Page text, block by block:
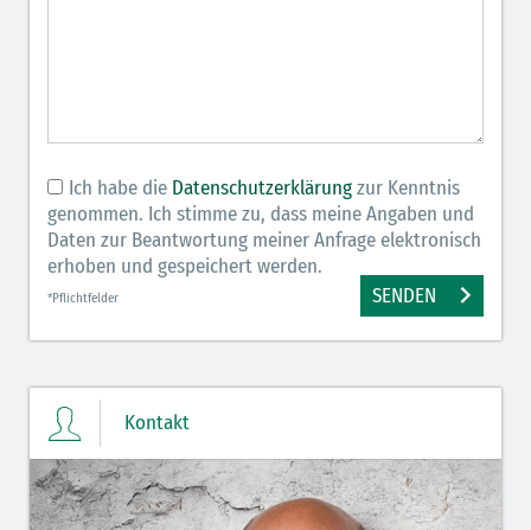
Ich habe die Datenschutzerklärungzur Kenntnis
genommen. Ich stimme zu, dass meine Angaben und
Daten zur Beantwortung meiner Anfrage elektronisch
erhoben und gespeichert werden.
*Pflichtfelder SENDEN
Kontakt